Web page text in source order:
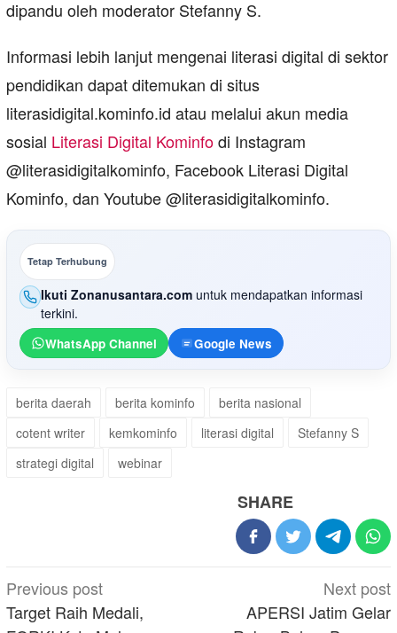
dipandu oleh moderator Stefanny S.
Informasi lebih lanjut mengenai literasi digital di sektor
pendidikan dapat ditemukan di situs
literasidigital.kominfo.id atau melalui akun media
sosial Literasi Digital Kominfodi Instagram
@literasidigitalkominfo, Facebook Literasi Digital
Kominfo, dan Youtube @literasidigitalkominfo.
Tetap Terhubung
Ikuti Zonanusantara.com untuk mendapatkan informasi
terkini.
WhatsApp Channel Google News
berita daerah berita kominfo
berita nasional
cotent writer
kemkominfo literasi digital
Stefanny S
strategi digital
webinar
SHARE
Post
navigation
Previous post
Target Raih Medali,
Next post
APERSI Jatim Gelar